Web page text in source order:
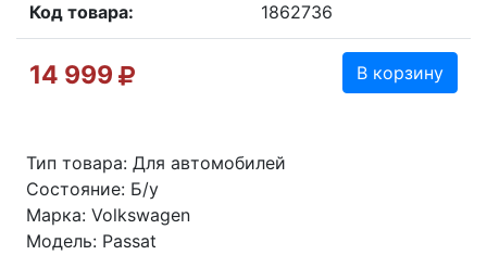
Код товара: 1862736
14 999 В корзину
Тип товара: Для автомобилей
Состояние: Б/у
Марка: Volkswagen
Модель: Passat